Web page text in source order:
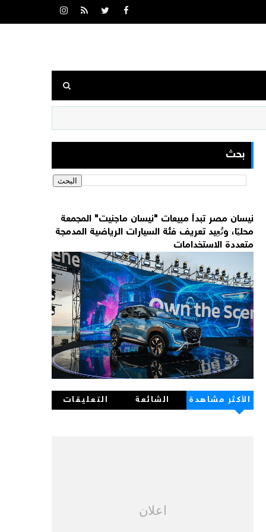
بحث
نيسان مصر تبدأ مبيعات "نيسان ماجنيت" المجمعة
محليًا، وتُعِيد تعريف فئة السيارات الرياضية المدمجة
متعددة الاستخدامات
الأكثر مشاهدة الشائعة التعليقات
اعلان